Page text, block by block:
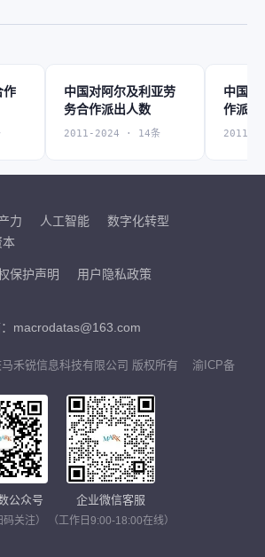
作
中国对阿尔及利亚劳
务合作派出人数
2011-2024 · 14条
中国对
作派出
2011-
力 人工智能
数字化转型
本
保护声明
用户隐私政策
macrodatas@163.com
禾锐信息科技有限公司 版权所有
渝ICP备
公众号
码关注）
企业微信客服
（工作日9:00-18:00在线）